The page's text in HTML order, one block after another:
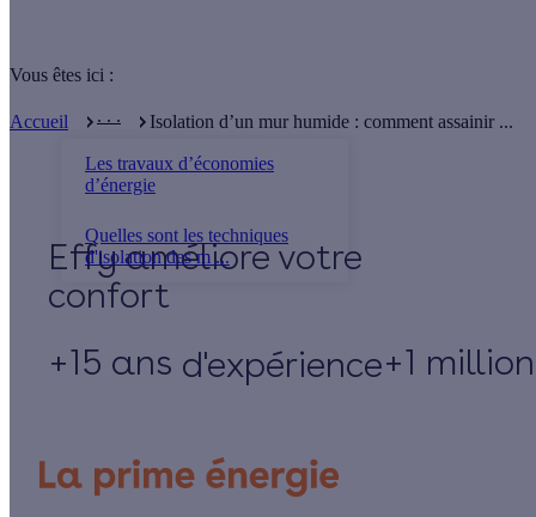
Vous êtes ici :
Accueil . . .
Les travaux d’économies
d’énergie
Quelles sont les techniques
d'isolation des m ...
Isolation d’un mur humide : comment assainir ...
Effy
+15 ans d'expérience+1